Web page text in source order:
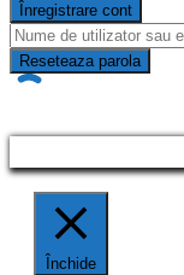
Înregistrare cont
Reseteaza parola
Închide